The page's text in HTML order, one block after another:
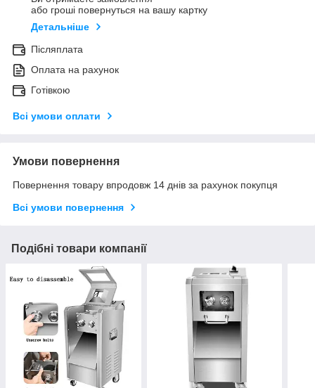
або гроші повернуться на вашу картку
Детальніше
Післяплата
Оплата на рахунок
Готівкою
Всі умови оплати
Умови повернення
Повернення товару впродовж 14 днів за рахунок покупця
Всі умови повернення
Подібні товари компанії